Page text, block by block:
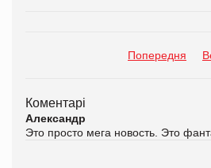
Попередня
Коментарі
Александр
Это просто мега новость. Это